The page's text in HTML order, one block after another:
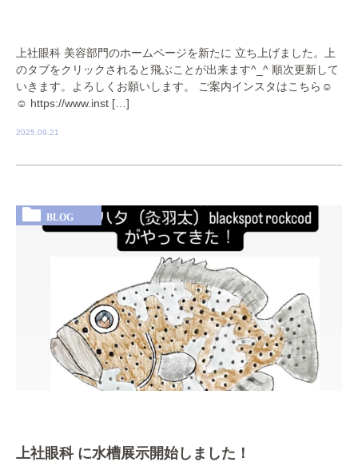
上社眼科 美容部門のホームページを新たに 立ち上げました。上
のタブをクリックされると飛ぶことが出来ます^_^ 順次更新して
いきます。よろしくお願いします。 ご案内インスタはこちら☺️
☺️ https://www.inst […]
2025.09.21
BLOG
上社眼科 に水槽展示開始しました！